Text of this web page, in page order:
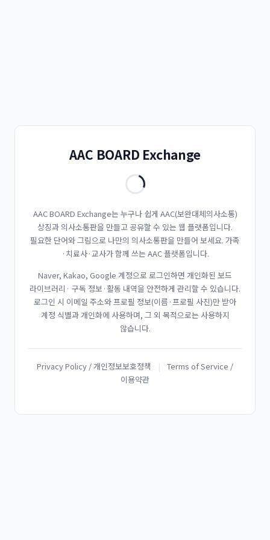
AAC BOARD Exchange
AAC BOARD Exchange는 누구나 쉽게 AAC(보완대체의사소통)
상징과 의사소통판을 만들고 공유할 수 있는 웹 플랫폼입니다.
필요한 단어와 그림으로 나만의 의사소통판을 만들어 보세요. 가족
·치료사·교사가 함께 쓰는 AAC 플랫폼입니다.
Naver, Kakao, Google 계정으로 로그인하면 개인화된 보드
라이브러리· 구독 정보·활동 내역을 안전하게 관리할 수 있습니다.
로그인 시 이메일 주소와 프로필 정보(이름·프로필 사진)만 받아
계정 식별과 개인화에 사용하며, 그 외 목적으로는 사용하지
않습니다.
Privacy Policy / 개인정보보호정책 |
Terms of Service /
이용약관